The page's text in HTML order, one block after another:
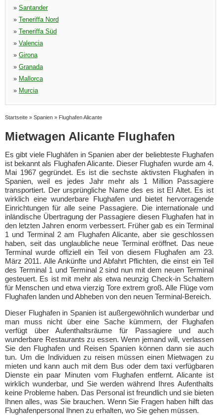
» Santander
» Teneriffa Nord
» Teneriffa Süd
» Valencia
» Girona
» Granada
» Mallorca
» Murcia
Startseite » Spanien » Flughafen Alicante
Mietwagen Alicante Flughafen
Es gibt viele Flughäfen in Spanien aber der beliebteste Flughafen
ist bekannt als Flughafen Alicante. Dieser Flughafen wurde am 4.
Mai 1967 gegründet. Es ist die sechste aktivsten Flughafen in
Spanien, weil es jedes Jahr mehr als 1 Million Passagiere
transportiert. Der ursprüngliche Name des es ist El Altet. Es ist
wirklich eine wunderbare Flughafen und bietet hervorragende
Einrichtungen für alle seine Passagiere. Die internationale und
inländische Übertragung der Passagiere diesen Flughafen hat in
den letzten Jahren enorm verbessert. Früher gab es ein Terminal
1 und Terminal 2 am Flughafen Alicante, aber sie geschlossen
haben, seit das unglaubliche neue Terminal eröffnet. Das neue
Terminal wurde offiziell ein Teil von diesem Flughafen am 23.
März 2011. Alle Ankünfte und Abfahrt Pflichten, die einst ein Teil
des Terminal 1 und Terminal 2 sind nun mit dem neuen Terminal
gesteuert. Es ist mit mehr als etwa neunzig Check-in Schaltern
für Menschen und etwa vierzig Tore extrem groß. Alle Flüge vom
Flughafen landen und Abheben von den neuen Terminal-Bereich.
Dieser Flughafen in Spanien ist außergewöhnlich wunderbar und
man muss nicht über eine Sache kümmern, der Flughafen
verfügt über Aufenthaltsräume für Passagiere und auch
wunderbare Restaurants zu essen. Wenn jemand will, verlassen
Sie den Flughafen und Reisen Spanien können dann sie auch
tun. Um die Individuen zu reisen müssen einen Mietwagen zu
mieten und kann auch mit dem Bus oder dem taxi verfügbaren
Dienste ein paar Minuten vom Flughafen entfernt. Alicante ist
wirklich wunderbar, und Sie werden während Ihres Aufenthalts
keine Probleme haben. Das Personal ist freundlich und sie bieten
Ihnen alles, was Sie brauchen. Wenn Sie Fragen haben hilft das
Flughafenpersonal Ihnen zu erhalten, wo Sie gehen müssen.